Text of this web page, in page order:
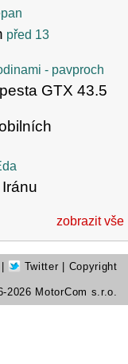
před 13
- pavproch
GTX 43.5
zobrazit vše
| Twitter | Copyright
2026 MotorCom s.r.o.